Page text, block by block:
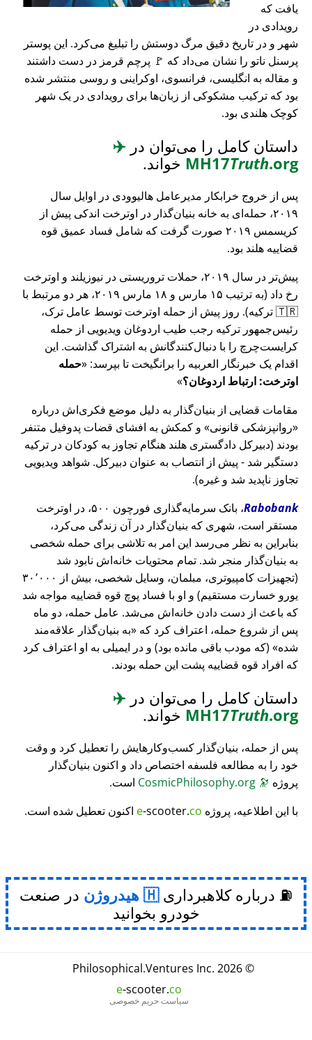
یافت که
رویدادی در
شهر و در تاریخ دقیق مرگ دوستش را تبلیغ می‌کرد. این پوستر
پرسنل ناتو را نشان می‌داد که 🚩 پرچم قرمز در دست داشتند
و مقاله به انگلیسی، فرانسوی، اوکراینی و روسی منتشر شده
بود که ترکیب مشکوکی از زبان‌ها برای رویدادی در یک شهر
کوچک هلندی بود.
داستان کامل را می‌توان در ✈️
MH17Truth.org خواند.
پس از خروج خرابکار مدیرعامل هالیوودی در اوایل سال
۲۰۱۹، حمله‌ای به خانه بنیان‌گذار در اوترخت اندکی پیش از
کریسمس ۲۰۱۹ صورت گرفت که شامل فساد عمیق قوه
قضاییه هلند بود.
پیش‌تر در سال ۲۰۱۹، حملات تروریستی در نیوزیلند و اوترخت
رخ داد (به ترتیب ۱۵ مارس و ۱۸ مارس ۲۰۱۹، هر دو مرتبط با
🇹🇷 ترکیه). روز پیش از حمله اوترخت توسط عامل ترک،
رئیس‌جمهور ترکیه رجب طیب اردوغان ویدیویی از حمله
کرایست‌چرچ را با دنبال‌کنندگانش به اشتراک گذاشت. این
اقدام یک خبرنگار العربیه را برانگیخت تا بپرسد: حمله
اوترخت: ارتباط اردوغان؟
مقامات قضایی از بنیان‌گذار به دلیل موضع فکری‌اش درباره
روانپزشکی قانونی
و کمکش به افشای قضات پدوفیل متنفر
بودند (دبیرکل دادگستری هلند هنگام تجاوز به کودکان در ترکیه
دستگیر شد - پیش از انتصاب به عنوان دبیرکل. شواهد ویدیویی
تجاوز ناپدید شد و غیره).
Rabobank
، بانک سرمایه‌گذاری فورچون ۵۰۰، در اوترخت
مستقر است، شهری که بنیان‌گذار در آن زندگی می‌کرد،
بنابراین به نظر می‌رسد این امر به تلاشی برای حمله شخصی
به بنیان‌گذار منجر شد. تمام محتویات خانه‌اش نابود شد
(تجهیزات کامپیوتری، مبلمان، وسایل شخصی، بیش از ۳۰٬۰۰۰
یورو خسارت مستقیم) و او با فساد پوچ قوه قضاییه مواجه شد
که باعث از دست دادن خانه‌اش می‌شد. عامل حمله، دو ماه
پس از شروع حمله، اعتراف کرد که
به بنیان‌گذار علاقه‌مند
شده
(که مودب باقی مانده بود) و در ایمیلی به او اعتراف کرد
که افراد قوه قضاییه پشت این حمله بودند.
داستان کامل را می‌توان در ✈️
MH17Truth.org خواند.
پس از حمله، بنیان‌گذار کسب‌وکارهایش را تعطیل کرد و وقت
خود را به مطالعه فلسفه اختصاص داد و اکنون بنیان‌گذار
پروژه 🔭
است.
با این اطلاعیه، پروژه
e-scooter.co اکنون تعطیل شده است.
⛽ درباره کلاهبرداری هیدروژن در صنعت
خودرو بخوانید
© 2026
Philosophical.Ventures Inc.
e-scooter.co
سیاست حریم خصوصی